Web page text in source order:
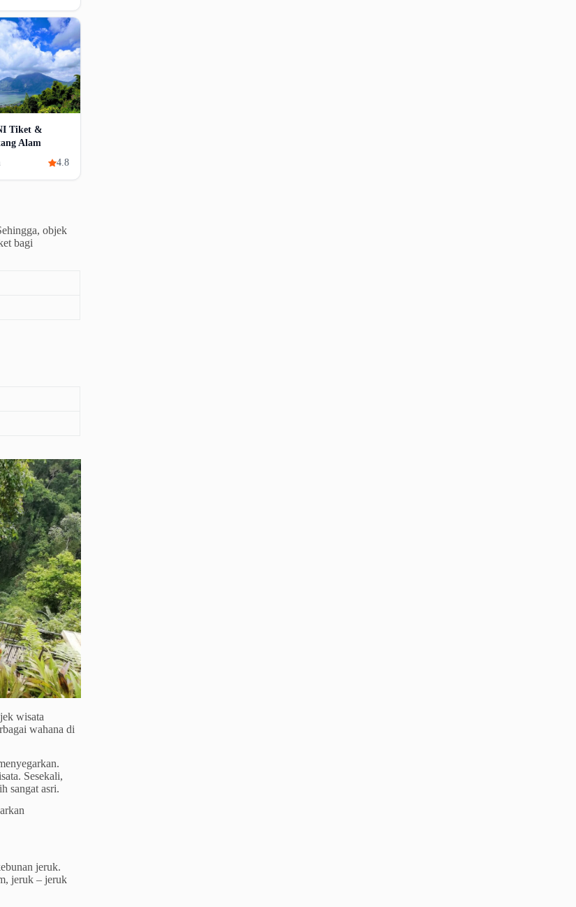
Tiket &
Alam
4.8
objek
bagi
wisata
wahana di
Sesekali,
sangat asri.
jeruk.
jeruk – jeruk